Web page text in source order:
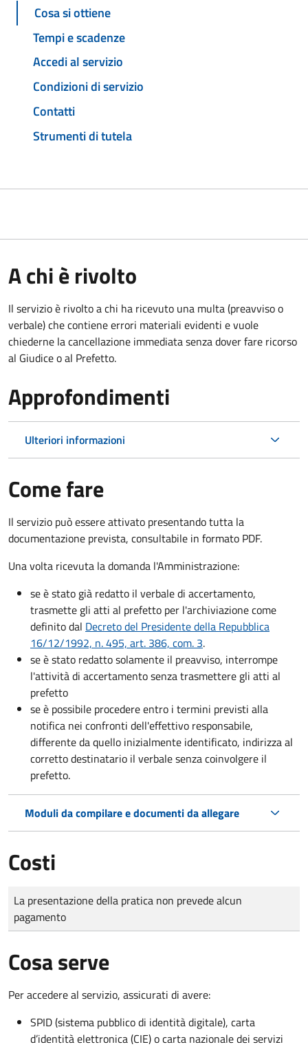
Cosa si ottiene
Tempi e scadenze
Accedi al servizio
Condizioni di servizio
Contatti
Strumenti di tutela
A chi è rivolto
Il servizio è rivolto a chi ha ricevuto una multa (preavviso o
verbale) che contiene errori materiali evidenti e vuole
chiederne la cancellazione immediata senza dover fare ricorso
al Giudice o al Prefetto.
Approfondimenti
Ulteriori informazioni
Come fare
Il servizio può essere attivato presentando tutta la
documentazione prevista, consultabile in formato PDF.
Una volta ricevuta la domanda l'Amministrazione:
se è stato già redatto il verbale di accertamento,
trasmette gli atti al prefetto per l'archiviazione come
definito dal Decreto del Presidente della Repubblica
16/12/1992, n. 495, art. 386, com. 3.
se è stato redatto solamente il preavviso, interrompe
l'attività di accertamento senza trasmettere gli atti al
prefetto
se è possibile procedere entro i termini previsti alla
notifica nei confronti dell'effettivo responsabile,
differente da quello inizialmente identificato, indirizza al
corretto destinatario il verbale senza coinvolgere il
prefetto.
Moduli da compilare e documenti da allegare
Costi
Tipo di pagamento
Importo
La presentazione della pratica non prevede alcun
pagamento
Cosa serve
Per accedere al servizio, assicurati di avere:
SPID (sistema pubblico di identità digitale), carta
d’identità elettronica (CIE) o carta nazionale dei servizi